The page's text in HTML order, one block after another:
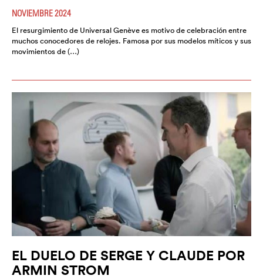
NOVIEMBRE 2024
El resurgimiento de Universal Genève es motivo de celebración entre
muchos conocedores de relojes. Famosa por sus modelos míticos y sus
movimientos de (…)
EL DUELO DE SERGE Y CLAUDE POR
ARMIN STROM